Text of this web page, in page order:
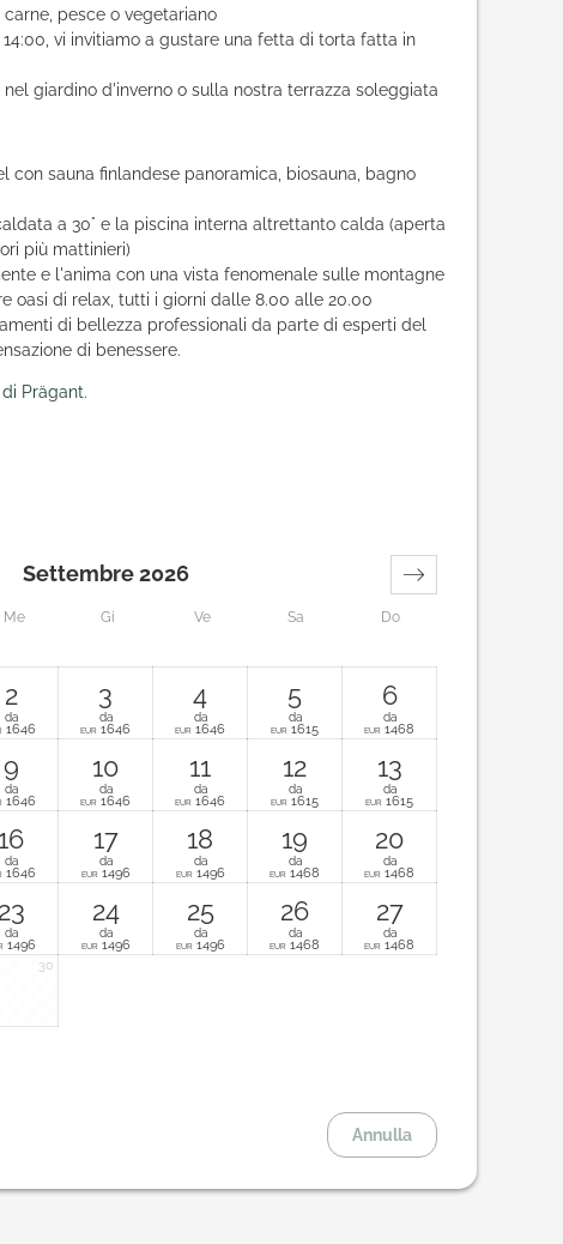
pesce o vegetariano
vi invitiamo a gustare una fetta di torta fatta in
giardino d'inverno o sulla nostra terrazza soleggiata
con sauna finlandese panoramica, biosauna, bagno
a 30° e la piscina interna altrettanto calda (aperta
più mattinieri)
e l'anima con una vista fenomenale sulle montagne
oasi di relax, tutti i giorni dalle 8.00 alle 20.00
di bellezza professionali da parte di esperti del
di benessere.
Prägant.
Me Gi Ve Sa Do
Settembre 2026
2
da
1646
3
da
EUR 1646
4
da
EUR 1646
5
da
EUR 1615
6
da
EUR 1468
9
da
1646
10
da
EUR 1646
11
da
EUR 1646
12
da
EUR 1615
13
da
EUR 1615
16
da
1646
17
da
EUR 1496
18
da
EUR 1496
19
da
EUR 1468
20
da
EUR 1468
23
da
1496
24
da
EUR 1496
25
da
EUR 1496
26
da
EUR 1468
27
da
EUR 1468
30
Annulla